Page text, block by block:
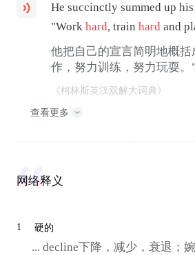
He succinctly summed up
"Workhard, trainhard and
他把自己的宣言简明地概括
作，努力训练，努力玩耍。
《柯林斯英汉双解大词典》
查看更多
网络释义
1 硬的
... decline下降，减少，衰退；